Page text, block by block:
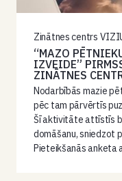
Zinātnes centrs
“MAZO
IZVEIDE”
ZINĀTNES
Nodarbībās mazie
pēc tam pārvērtīs
Šī aktivitāte attīstīs
domāšanu, sniedzot
Pieteikšanās anketa